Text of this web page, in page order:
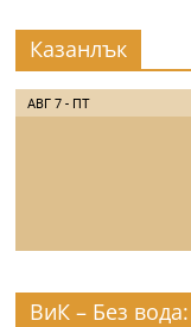
Казанлък
АВГ 7 - ПТ
ВиК – Без вода: